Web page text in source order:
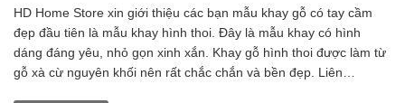
HD Home Store xin giới thiệu các bạn mẫu khay gỗ có tay cầm
đẹp đầu tiên là mẫu khay hình thoi. Đây là mẫu khay có hình
dáng đáng yêu, nhỏ gọn xinh xắn. Khay gỗ hình thoi được làm từ
gỗ xà cừ nguyên khối nên rất chắc chắn và bền đẹp. Liên…